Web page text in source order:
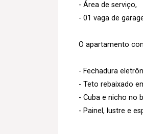
- Área de serviço,
- 01 vaga de
O apartamento
- Fechadura
- Teto rebaixado
- Cuba e nicho no
- Painel, lustre e